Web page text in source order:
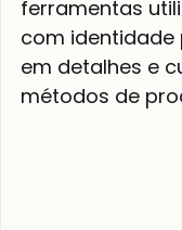
ferramentas
com identidade
em detalhes e
métodos de